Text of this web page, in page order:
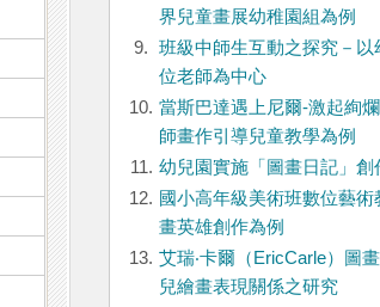
界兒童畫展幼稚園組為例
9.
班級中師生互動之探究－以
位老師為中心
10. 當斯巴達遇上尼爾-激起絢
師畫作引導兒童教學為例
11. 幼兒園實施「圖畫日記」創
12. 國小高年級美術班數位藝術
畫英雄創作為例
13. 艾瑞‧卡爾（EricCarle）圖
兒繪畫表現關係之研究